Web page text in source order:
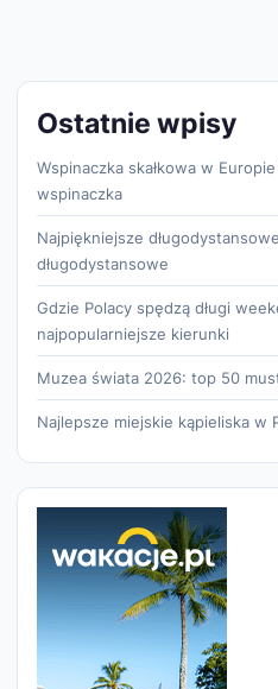
Ostatnie wpisy
Wspinaczka skałkowa w
wspinaczka
Najpiękniejsze
długodystansowe
Gdzie Polacy spędzą długi
najpopularniejsze kierunki
Muzea świata 2026: top 50
Najlepsze miejskie kąpieliska w